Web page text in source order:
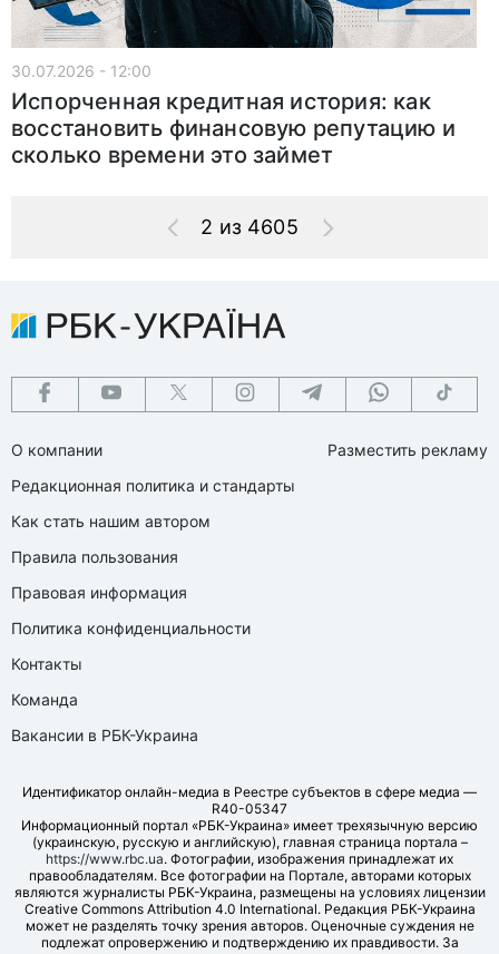
30.07.2026 - 12:00
Испорченная кредитная история: как
восстановить финансовую репутацию и
сколько времени это займет
2 из 4605
О компании
Редакционная политика и стандарты
Как стать нашим автором
Правила пользования
Правовая информация
Политика конфиденциальности
Контакты
Команда
Вакансии в РБК-Украина
Разместить рекламу
Идентификатор онлайн-медиа в Реестре субъектов в сфере медиа —
R40-05347
Информационный портал «РБК-Украина» имеет трехязычную версию
(украинскую, русскую и английскую), главная страница портала –
https://www.rbc.ua. Фотографии, изображения принадлежат их
правообладателям. Все фотографии на Портале, авторами которых
являются журналисты РБК-Украина, размещены на условиях лицензии
Creative Commons Attribution 4.0 International. Редакция РБК-Украина
может не разделять точку зрения авторов. Оценочные суждения не
подлежат опровержению и подтверждению их правдивости. За